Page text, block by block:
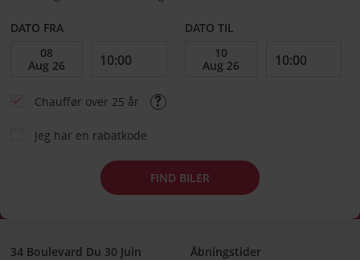
DATO FRA DATO TIL
Chauffør over 25 år
Jeg har en rabatkode
FIND BILER
34 Boulevard Du 30 Juin
Åbningstider